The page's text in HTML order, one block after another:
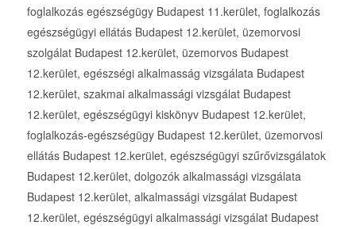
foglalkozás egészségügy Budapest 11.kerület, foglalkozás
egészségügyi ellátás Budapest 12.kerület, üzemorvosi
szolgálat Budapest 12.kerület, üzemorvos Budapest
12.kerület, egészségi alkalmasság vizsgálata Budapest
12.kerület, szakmai alkalmassági vizsgálat Budapest
12.kerület, egészségügyi kiskönyv Budapest 12.kerület,
foglalkozás-egészségügy Budapest 12.kerület, üzemorvosi
ellátás Budapest 12.kerület, egészségügyi szűrővizsgálatok
Budapest 12.kerület, dolgozók alkalmassági vizsgálata
Budapest 12.kerület, alkalmassági vizsgálat Budapest
12.kerület, egészségügyi alkalmassági vizsgálat Budapest